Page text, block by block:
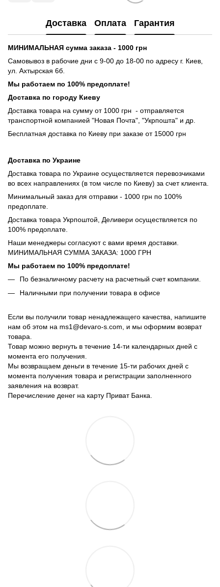
Доставка Оплата Гарантия
МИНИМАЛЬНАЯ сумма заказа - 1000 грн
Самовывоз в рабочие дни с 9-00 до 18-00 по адресу г. Киев,
ул. Ахтырская 6б.
Мы работаем по 100% предоплате!
Доставка по городу Киеву
Доставка товара на сумму от 1000 грн - отправляется
транспортной компанией "Новая Почта", "Укрпошта" и др.
Бесплатная доставка по Киеву при заказе от 15000 грн
Доставка по Украине
Доставка товара по Украине осуществляется перевозчиками
во всех направлениях (в том числе по Киеву) за счет клиента.
Минимальный заказ для отправки - 1000 грн по 100%
предоплате.
Доставка товара Укрпоштой, Деливери осуществляется по
100% предоплате.
Наши менеджеры согласуют с вами время доставки.
МИНИМАЛЬНАЯ СУММА ЗАКАЗА: 1000 ГРН
Мы работаем по 100% предоплате!
По безналичному расчету на расчетный счет компании.
Наличными при получении товара в офисе
Если вы получили товар ненадлежащего качества, напишите
нам об этом на ms1@devaro-s.com, и мы оформим возврат
товара.
Товар можно вернуть в течение 14-ти календарных дней с
момента его получения.
Мы возвращаем деньги в течение 15-ти рабочих дней с
момента получения товара и регистрации заполненного
заявления на возврат.
Перечисление денег на карту Приват Банка.